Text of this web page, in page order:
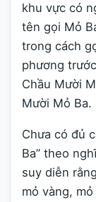
khu vực có
tên gọi Mỏ
trong cách
phương
Chầu Mười
Mười Mỏ Ba.
Chưa có đủ
Ba” theo
suy diễn
mỏ vàng,